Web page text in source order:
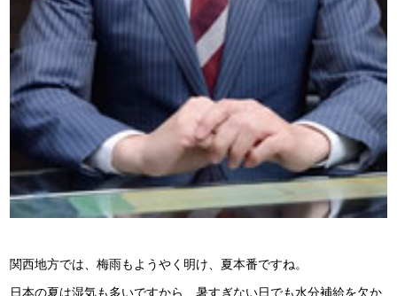
関西地方では、梅雨もようやく明け、夏本番ですね。
日本の夏は湿気も多いですから、暑すぎない日でも水分補給を欠か